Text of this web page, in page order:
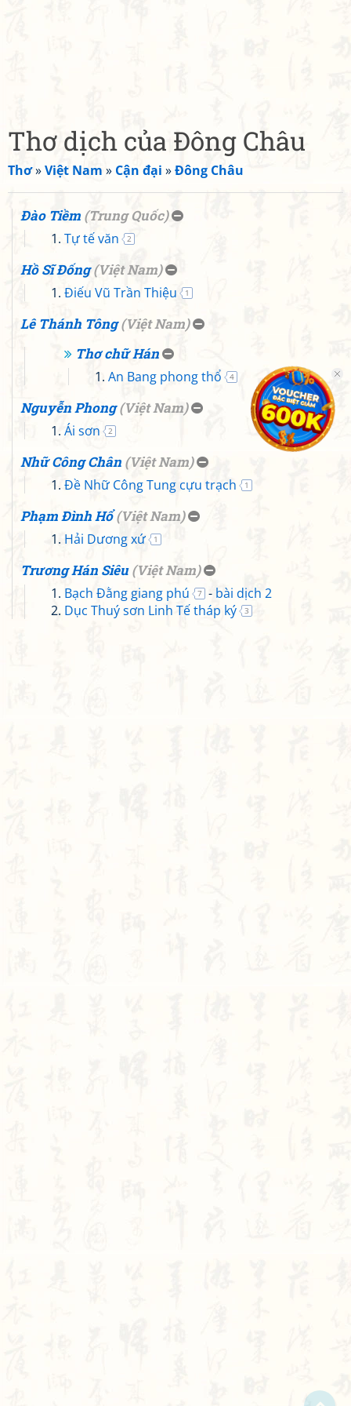
Thơ dịch của Đông Châu
Thơ»Việt Nam » Cận đại »Đông Châu
Đào Tiềm (Trung Quốc)
Tự tế văn 2
Hồ Sĩ Đống (Việt Nam)
Điếu Vũ Trần Thiệu 1
Lê Thánh Tông (Việt Nam)
Thơ chữ Hán
An Bang phong thổ 4
Nguyễn Phong (Việt Nam)
Ái sơn 2
Nhữ Công Chân (Việt Nam)
Đề Nhữ Công Tung cựu trạch 1
Phạm Đình Hổ (Việt Nam)
Hải Dương xứ 1
Trương Hán Siêu (Việt Nam)
Bạch Đằng giang phú 7 - bài dịch 2
Dục Thuý sơn Linh Tế tháp ký
3